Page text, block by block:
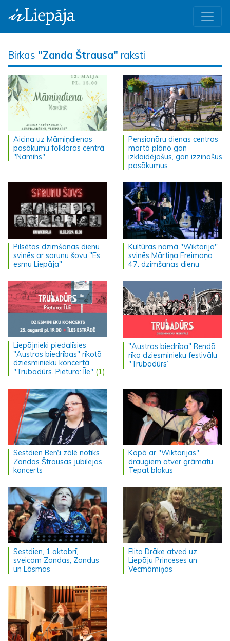
Birkas "Zanda Štrausa" raksti
Aicina uz Māmiņdienas
pasākumu folkloras centrā
"Namīns"
Pensionāru dienas centros
martā plāno gan
izklaidējošus, gan izzinošus
pasākumus
Pilsētas dzimšanas dienu
svinēs ar sarunu šovu "Es
esmu Liepāja"
Kultūras namā "Wiktorija"
svinēs Mārtiņa Freimaņa
47. dzimšanas dienu
Liepājnieki piedalīsies
"Austras biedrības" rīkotā
dziesminieku koncertā
"Trubadūrs. Pietura: Īle" (1)
"Austras biedrība" Rendā
rīko dziesminieku festivālu
"Trubadūrs”
Sestdien Berči zālē notiks
Zandas Štrausas jubilejas
koncerts
Kopā ar "Wiktorijas"
draugiem atver grāmatu.
Tepat blakus
Sestdien, 1.oktobrī,
sveicam Zandas, Zandus
un Lāsmas
Elita Drāke atved uz
Liepāju Princeses un
Vecmāmiņas